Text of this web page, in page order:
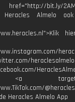
href="http://bit.ly/
Heracles Almelo
heraclesalmelo
<a
Heracles Almelo App